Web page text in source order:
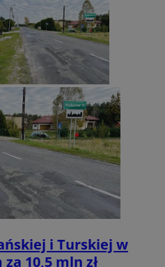
i Turskiej w
10,5 mln zł